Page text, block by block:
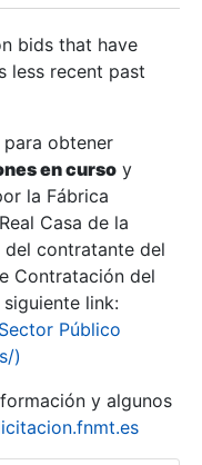
bids that have
less recent past
obtener
en curso y
la Fábrica
Casa de la
contratante del
Contratación del
link:
Público
)
y algunos